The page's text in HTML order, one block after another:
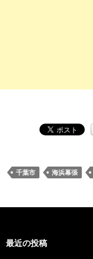
千葉市 海浜幕張
最近の投稿